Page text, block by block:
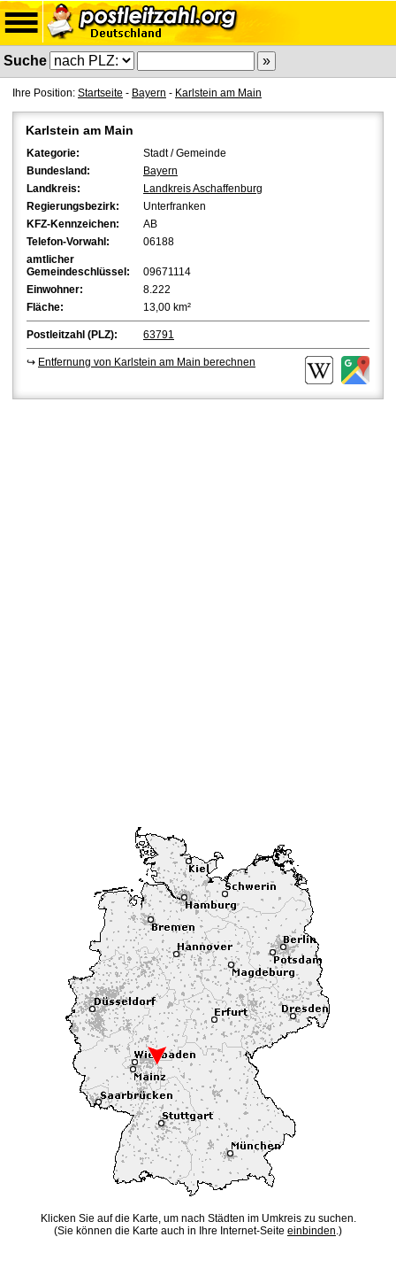
Suche
Ihre Position: Startseite - Bayern - Karlstein am Main
Karlstein am Main
Kategorie:
Stadt / Gemeinde
Bundesland:
Bayern
Landkreis:
Landkreis Aschaffenburg
Regierungsbezirk:
Unterfranken
KFZ-Kennzeichen:
AB
Telefon-Vorwahl:
06188
amtlicher
Gemeindeschlüssel:
09671114
Einwohner:
8.222
Fläche:
13,00 km²
Postleitzahl (PLZ): 63791
↪ Entfernung von Karlstein am Main berechnen
Klicken Sie auf die Karte, um nach Städten im Umkreis zu suchen.
(Sie können die Karte auch in Ihre Internet-Seite einbinden.)